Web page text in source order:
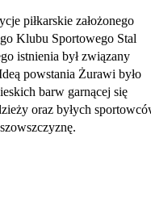
piłkarskie założonego
Klubu Sportowego Stal
istnienia był związany
powstania Żurawi było
barw garnącej się
oraz byłych